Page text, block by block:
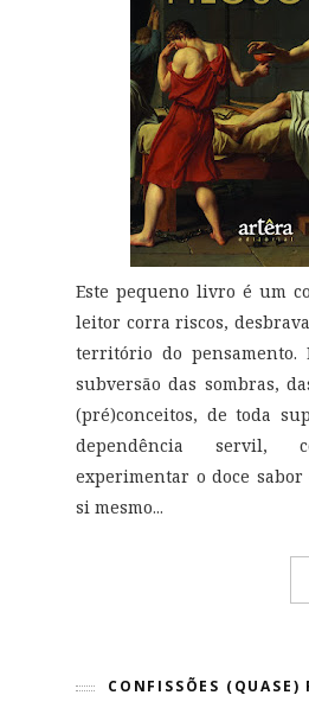
Este pequeno livro é um
leitor corra riscos,
território do pensamento.
subversão das sombras,
(pré)conceitos, de toda
dependência servil,
experimentar o doce
si mesmo...
CONFISSÕES (QUASE)